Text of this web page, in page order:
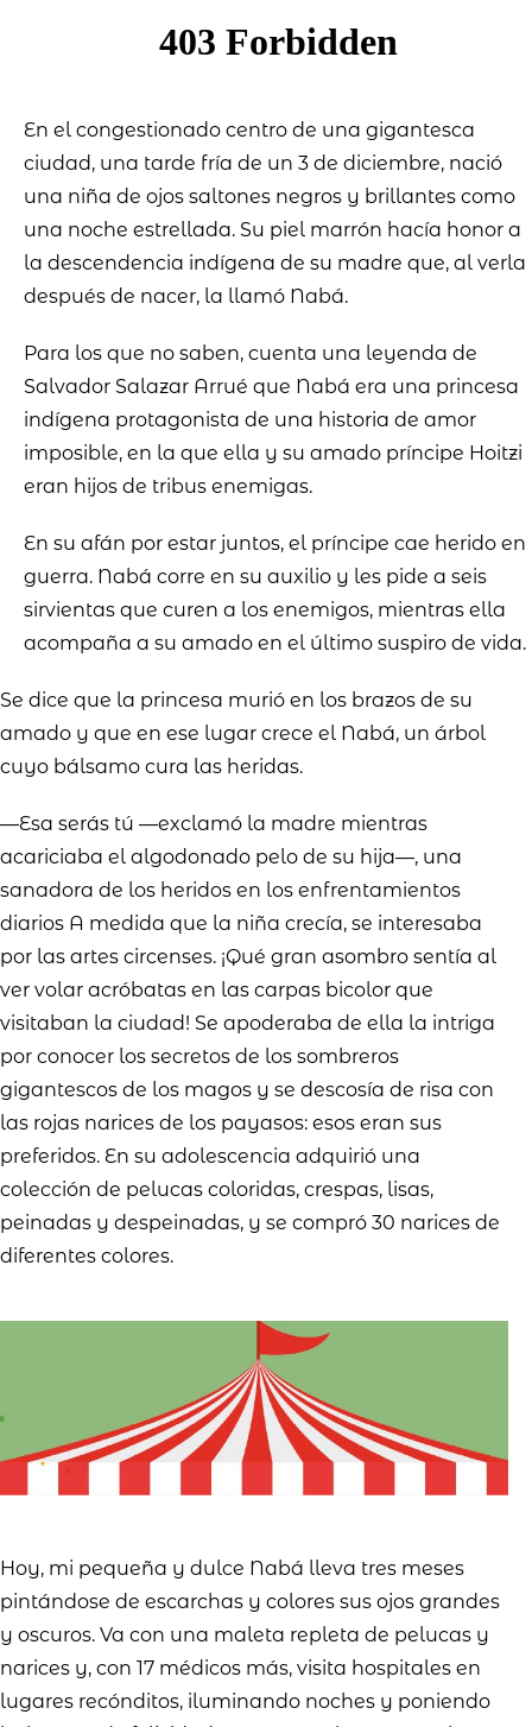
En el congestionado centro de una gigantesca
ciudad, una tarde fría de un 3 de diciembre, nació
una niña de ojos saltones negros y brillantes como
una noche estrellada. Su piel marrón hacía honor a
la descendencia indígena de su madre que, al verla
después de nacer, la llamó Nabá.
Para los que no saben, cuenta una leyenda de
Salvador Salazar Arrué que Nabá era una princesa
indígena protagonista de una historia de amor
imposible, en la que ella y su amado príncipe Hoitzi
eran hijos de tribus enemigas.
En su afán por estar juntos, el príncipe cae herido en
guerra. Nabá corre en su auxilio y les pide a seis
sirvientas que curen a los enemigos, mientras ella
acompaña a su amado en el último suspiro de vida.
Se dice que la princesa murió en los brazos de su
amado y que en ese lugar crece el Nabá, un árbol
cuyo bálsamo cura las heridas.
—Esa serás tú —exclamó la madre mientras
acariciaba el algodonado pelo de su hija—, una
sanadora de los heridos en los enfrentamientos
diarios A medida que la niña crecía, se interesaba
por las artes circenses. ¡Qué gran asombro sentía al
ver volar acróbatas en las carpas bicolor que
visitaban la ciudad! Se apoderaba de ella la intriga
por conocer los secretos de los sombreros
gigantescos de los magos y se descosía de risa con
las rojas narices de los payasos: esos eran sus
preferidos. En su adolescencia adquirió una
colección de pelucas coloridas, crespas, lisas,
peinadas y despeinadas, y se compró 30 narices de
diferentes colores.
Hoy, mi pequeña y dulce Nabá lleva tres meses
pintándose de escarchas y colores sus ojos grandes
y oscuros. Va con una maleta repleta de pelucas y
narices y, con 17 médicos más, visita hospitales en
lugares recónditos, iluminando noches y poniendo